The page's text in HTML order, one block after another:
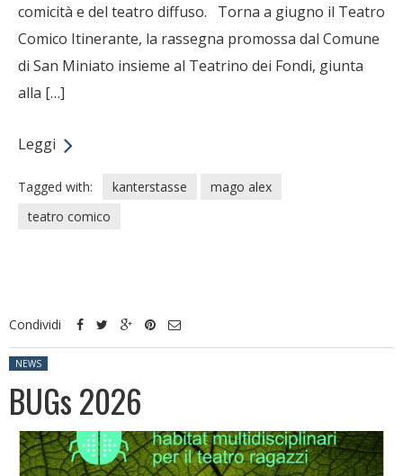
comicità e del teatro diffuso. Torna a giugno il Teatro
Comico Itinerante, la rassegna promossa dal Comune
di San Miniato insieme al Teatrino dei Fondi, giunta
alla […]
Leggi
Tagged with: kanterstasse
mago alex
teatro comico
Condividi
Posted in:
NEWS
BUGs 2026